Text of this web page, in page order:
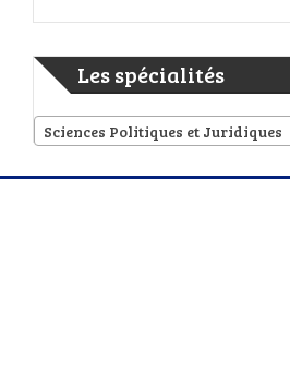
Les spécialités
Sciences Politiques et Juridiques